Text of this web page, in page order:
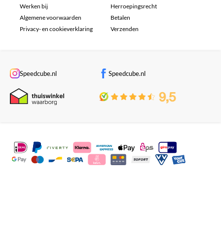
Werken bij
Algemene voorwaarden
Privacy- en cookieverklaring
Herroepingsrecht
Betalen
Verzenden
Speedcube.nl Speedcube.nl